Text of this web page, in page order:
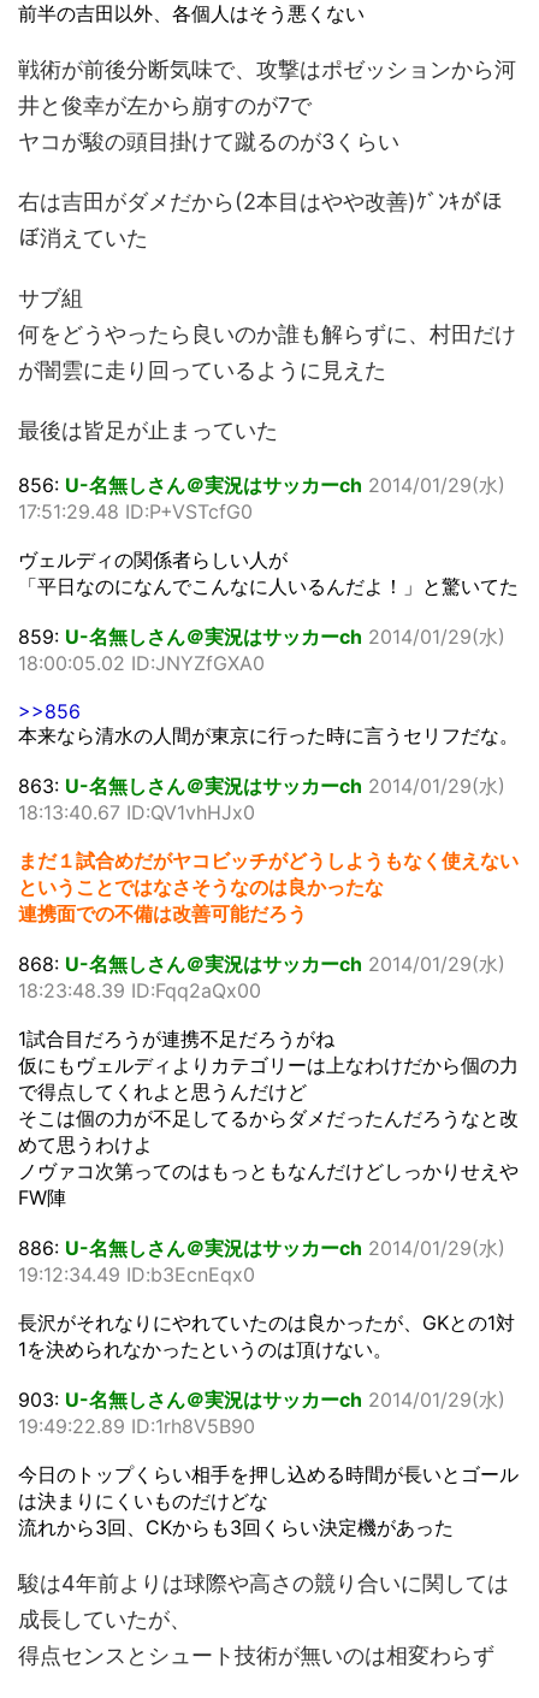
前半の吉田以外、各個人はそう悪くない
戦術が前後分断気味で、攻撃はポゼッションから河
井と俊幸が左から崩すのが7で
ヤコが駿の頭目掛けて蹴るのが3くらい
右は吉田がダメだから(2本目はやや改善)ｹﾞﾝｷがほ
ぼ消えていた
サブ組
何をどうやったら良いのか誰も解らずに、村田だけ
が闇雲に走り回っているように見えた
最後は皆足が止まっていた
856: U-名無しさん＠実況はサッカーch 2014/01/29(水)
17:51:29.48 ID:P+VSTcfG0
ヴェルディの関係者らしい人が
「平日なのになんでこんなに人いるんだよ！」と驚いてた
859: U-名無しさん＠実況はサッカーch 2014/01/29(水)
18:00:05.02 ID:JNYZfGXA0
>>856
本来なら清水の人間が東京に行った時に言うセリフだな。
863: U-名無しさん＠実況はサッカーch 2014/01/29(水)
18:13:40.67 ID:QV1vhHJx0
まだ１試合めだがヤコビッチがどうしようもなく使えない
ということではなさそうなのは良かったな
連携面での不備は改善可能だろう
868: U-名無しさん＠実況はサッカーch 2014/01/29(水)
18:23:48.39 ID:Fqq2aQx00
1試合目だろうが連携不足だろうがね
仮にもヴェルディよりカテゴリーは上なわけだから個の力
で得点してくれよと思うんだけど
そこは個の力が不足してるからダメだったんだろうなと改
めて思うわけよ
ノヴァコ次第ってのはもっともなんだけどしっかりせえや
FW陣
886: U-名無しさん＠実況はサッカーch 2014/01/29(水)
19:12:34.49 ID:b3EcnEqx0
長沢がそれなりにやれていたのは良かったが、GKとの1対
1を決められなかったというのは頂けない。
903: U-名無しさん＠実況はサッカーch 2014/01/29(水)
19:49:22.89 ID:1rh8V5B90
今日のトップくらい相手を押し込める時間が長いとゴール
は決まりにくいものだけどな
流れから3回、CKからも3回くらい決定機があった
駿は4年前よりは球際や高さの競り合いに関しては
成長していたが、
得点センスとシュート技術が無いのは相変わらず